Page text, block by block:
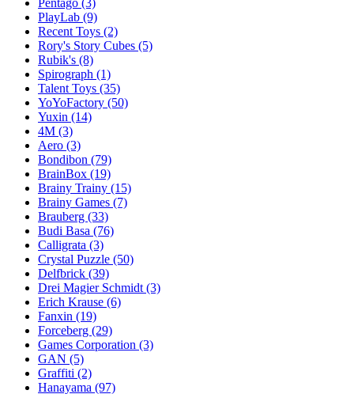
Pentago (3)
PlayLab (9)
Recent Toys (2)
Rory's Story Cubes (5)
Rubik's (8)
Spirograph (1)
Talent Toys (35)
YoYoFactory (50)
Yuxin (14)
4M (3)
Aero (3)
Bondibon (79)
BrainBox (19)
Brainy Trainy (15)
Brainy Games (7)
Brauberg (33)
Budi Basa (76)
Calligrata (3)
Crystal Puzzle (50)
Delfbrick (39)
Drei Magier Schmidt (3)
Erich Krause (6)
Fanxin (19)
Forceberg (29)
Games Corporation (3)
GAN (5)
Graffiti (2)
Hanayama (97)